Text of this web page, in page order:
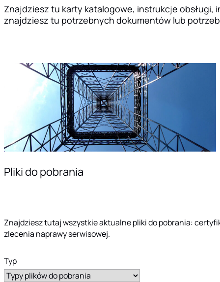
Znajdziesz tu karty katalogowe, instrukcje
znajdziesz tu potrzebnych dokumentów lub
Pliki do pobrania
Znajdziesz tutaj wszystkie aktualne pliki do pobrania:
zlecenia naprawy serwisowej.
Typ